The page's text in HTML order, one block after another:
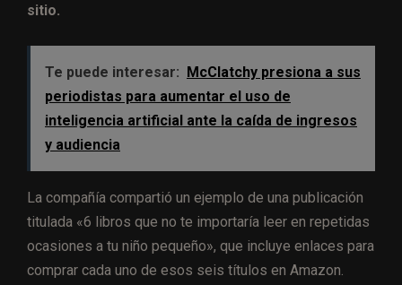
sitio.
Te puede interesar:
McClatchy presiona a sus
periodistas para aumentar el uso de
inteligencia artificial ante la caída de ingresos
y audiencia
La compañía compartió un ejemplo de una publicación
titulada «6 libros que no te importaría leer en repetidas
ocasiones a tu niño pequeño», que incluye enlaces para
comprar cada uno de esos seis títulos en Amazon.